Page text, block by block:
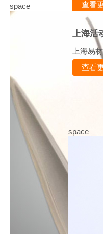
查看
space
上海活
上海易
查看
space